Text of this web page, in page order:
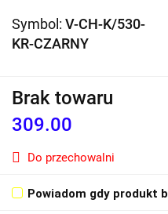
Symbol: V-CH-K/530-
KR-CZARNY
Brak towaru
309.00
Do przechowalni
Powiadom gdy produkt